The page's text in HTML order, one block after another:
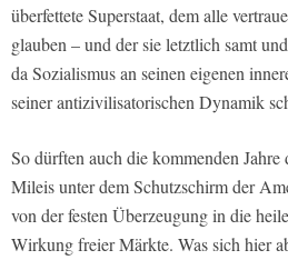
überfettete Superstaat, dem alle
glauben – und der sie letztlich samt
da Sozialismus an seinen eigenen
seiner antizivilisatorischen Dynamik
So dürften auch die kommenden Jahre
Mileis unter dem Schutzschirm der
von der festen Überzeugung in die
Wirkung freier Märkte. Was sich hier